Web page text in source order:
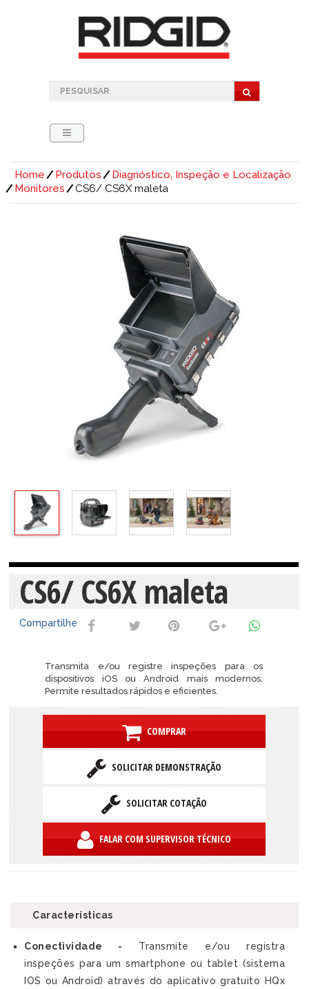
Home Produtos
Diagnóstico, Inspeção e Localização
Monitores
CS6/ CS6X maleta
CS6/ CS6X maleta
Compartilhe
Transmita e/ou registre inspeções para os
dispositivos iOS ou Android mais modernos.
Permite resultados rápidos e eficientes.
COMPRAR
SOLICITAR DEMONSTRAÇÃO
SOLICITAR COTAÇÃO
FALAR COM SUPERVISOR TÉCNICO
Características
Conectividade -
Transmite e/ou registra
inspeções para um smartphone ou tablet (sistema
IOS ou Android) através do aplicativo gratuito HQx